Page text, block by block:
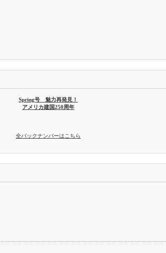
Spring号 魅力再発見！
アメリカ建国250周年
全バックナンバーはこちら